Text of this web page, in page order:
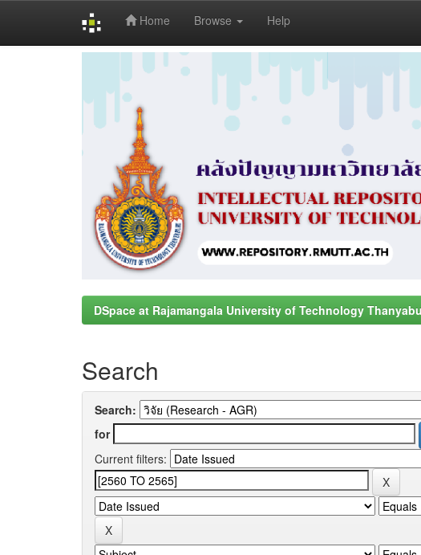
Home Browse Help
DSpace at Rajamangala University of Technology
Search
Search:
for
Current filters: